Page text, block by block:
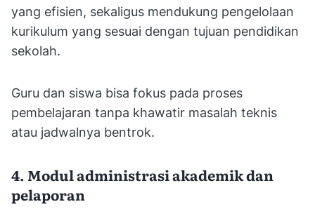
yang efisien, sekaligus mendukung pengelolaan
kurikulum yang sesuai dengan tujuan pendidikan
sekolah.
Guru dan siswa bisa fokus pada proses
pembelajaran tanpa khawatir masalah teknis
atau jadwalnya bentrok.
4. Modul administrasi akademik dan
pelaporan